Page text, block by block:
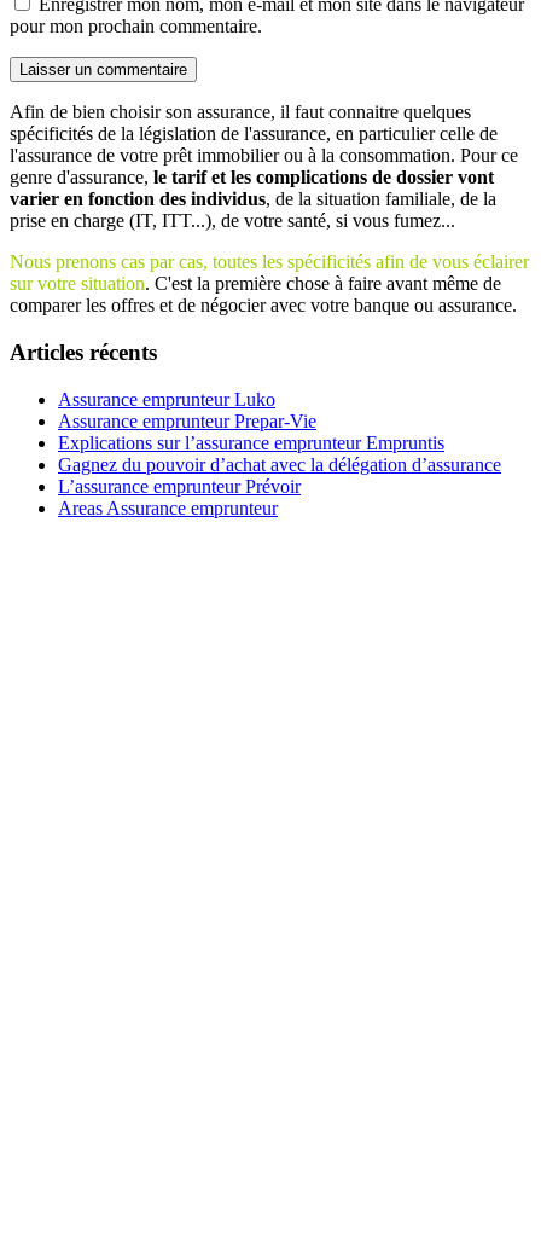
Enregistrer mon nom, mon e-mail et mon site dans le navigateur
pour mon prochain commentaire.
Afin de bien choisir son assurance, il faut connaitre quelques
spécificités de la législation de l'assurance, en particulier celle de
l'assurance de votre prêt immobilier ou à la consommation. Pour ce
genre d'assurance, le tarif et les complications de dossier vont
varier en fonction des individus, de la situation familiale, de la
prise en charge (IT, ITT...), de votre santé, si vous fumez...
Nous prenons cas par cas, toutes les spécificités afin de vous éclairer
sur votre situation. C'est la première chose à faire avant même de
comparer les offres et de négocier avec votre banque ou assurance.
Articles récents
Assurance emprunteur Luko
Assurance emprunteur Prepar-Vie
Explications sur l’assurance emprunteur Empruntis
Gagnez du pouvoir d’achat avec la délégation d’assurance
L’assurance emprunteur Prévoir
Areas Assurance emprunteur